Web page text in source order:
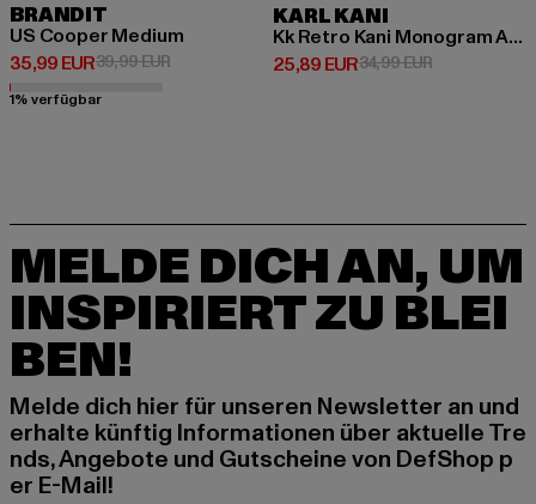
BRANDIT
US Cooper Medium
35,99 EUR
Derzeitiger Preis: 35,99 EUR
39,99 EURAktionspreis: 39,99 EUR
1% verfügbar
KARL KANI
Kk Retro Kani Monogram Aop
25,89 EUR
Derzeitiger Preis: 25,89 EUR
34,99 EURAktionspreis:
MELDE DICH AN, UM
INSPIRIERT ZU BLEI
BEN!
Melde dich hier für unseren Newsletter an und
erhalte künftig Informationen über aktuelle Tre
nds, Angebote und Gutscheine von DefShop p
er E-Mail!